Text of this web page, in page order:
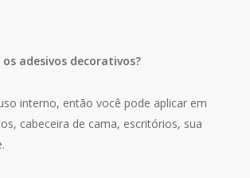
adesivos decorativos?
interno, então você pode aplicar em
cabeceira de cama, escritórios, sua